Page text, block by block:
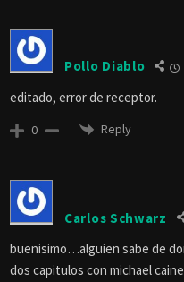
Pollo Diablo
editado, error de receptor.
0 Reply
Carlos Schwarz
buenisimo…alguien sabe de
dos capitulos con michael